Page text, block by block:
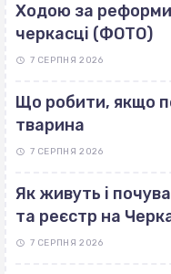
Ходою за реформи
черкасці (ФОТО)
7 СЕРПНЯ 2026
Що робити, якщо
тварина
7 СЕРПНЯ 2026
Як живуть і
та реєстр на
7 СЕРПНЯ 2026